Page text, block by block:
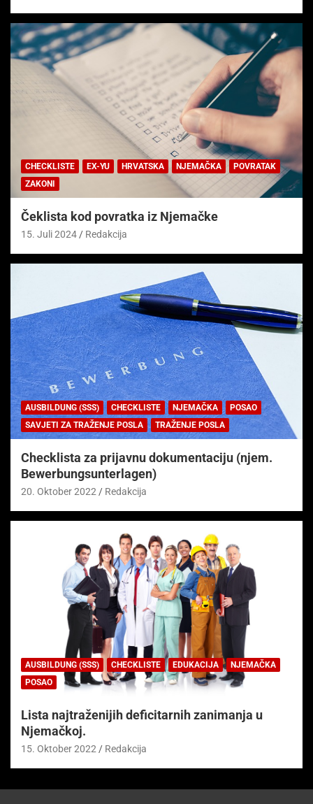
CHECKLISTE EX-YU HRVATSKA NJEMAČKA
POVRATAK
ZAKONI
Čeklista kod povratka iz Njemačke
15. Juli 2024 Redakcija
AUSBILDUNG (SSS) CHECKLISTE NJEMAČKA
POSAO
SAVJETI ZA TRAŽENJE POSLA
TRAŽENJE POSLA
Checklista za prijavnu dokumentaciju (njem.
Bewerbungsunterlagen)
20. Oktober 2022 Redakcija
AUSBILDUNG (SSS) CHECKLISTE EDUKACIJA
NJEMAČKA
POSAO
Lista najtraženijih deficitarnih zanimanja u
Njemačkoj.
15. Oktober 2022 Redakcija